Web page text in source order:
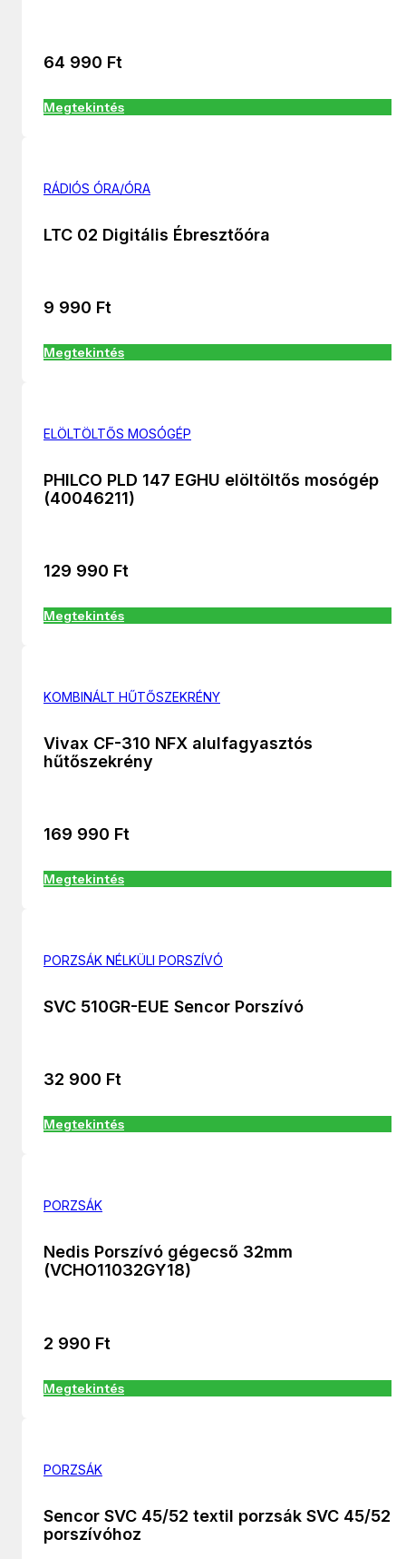
64 990 Ft
Megtekintés
RÁDIÓS ÓRA/ÓRA
LTC 02 Digitális Ébresztőóra
9 990 Ft
Megtekintés
ELÖLTÖLTŐS MOSÓGÉP
PHILCO PLD 147 EGHU elöltöltős mosógép
(40046211)
129 990 Ft
Megtekintés
KOMBINÁLT HŰTŐSZEKRÉNY
Vivax CF-310 NFX alulfagyasztós
hűtőszekrény
169 990 Ft
Megtekintés
PORZSÁK NÉLKÜLI PORSZÍVÓ
SVC 510GR-EUE Sencor Porszívó
32 900 Ft
Megtekintés
PORZSÁK
Nedis Porszívó gégecső 32mm
(VCHO11032GY18)
2 990 Ft
Megtekintés
PORZSÁK
Sencor SVC 45/52 textil porzsák SVC 45/52
porszívóhoz